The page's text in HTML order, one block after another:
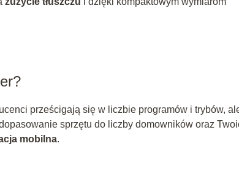
prześcigają się w liczbie programów i trybów,
sprzętu do liczby domowników oraz
mobilna.